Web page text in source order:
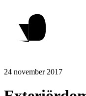
24 november 2017